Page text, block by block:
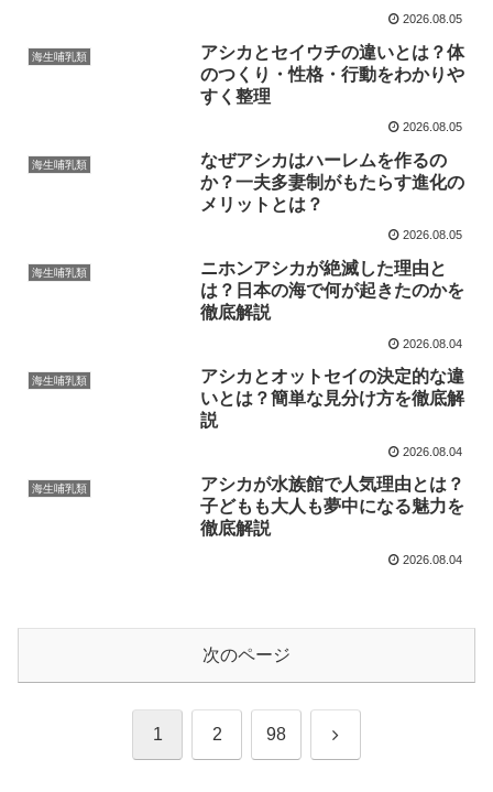
2026.08.05
海生哺乳類
アシカとセイウチの違いとは？体
のつくり・性格・行動をわかりや
すく整理
2026.08.05
海生哺乳類
なぜアシカはハーレムを作るの
か？一夫多妻制がもたらす進化の
メリットとは？
2026.08.05
海生哺乳類
ニホンアシカが絶滅した理由と
は？日本の海で何が起きたのかを
徹底解説
2026.08.04
海生哺乳類
アシカとオットセイの決定的な違
いとは？簡単な見分け方を徹底解
説
2026.08.04
海生哺乳類
アシカが水族館で人気理由とは？
子どもも大人も夢中になる魅力を
徹底解説
2026.08.04
次のページ
1 2 98 次